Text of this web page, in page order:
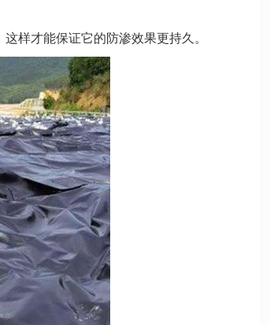
样才能保证它的防渗效果更持久。